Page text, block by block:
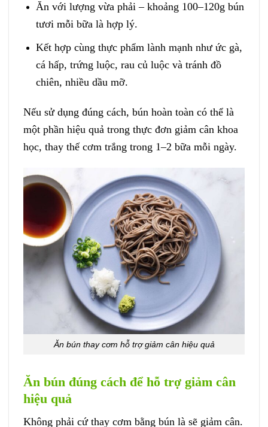
Ăn với lượng vừa phải – khoảng 100–120g bún
tươi mỗi bữa là hợp lý.
Kết hợp cùng thực phẩm lành mạnh như ức gà,
cá hấp, trứng luộc, rau củ luộc và tránh đồ
chiên, nhiều dầu mỡ.
Nếu sử dụng đúng cách, bún hoàn toàn có thể là
một phần hiệu quả trong thực đơn giảm cân khoa
học, thay thế cơm trắng trong 1–2 bữa mỗi ngày.
Ăn bún thay cơm hỗ trợ giảm cân hiệu quả
Ăn bún đúng cách để hỗ trợ giảm cân
hiệu quả
Không phải cứ thay cơm bằng bún là sẽ giảm cân.